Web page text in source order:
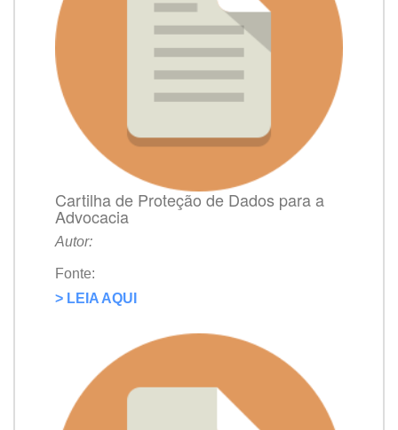
Cartilha de Proteção de Dados para a
Advocacia
Autor:
Fonte:
> LEIA AQUI